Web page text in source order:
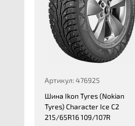
Артикул: 476925
Шина Ikon Tyres (Nokian
Tyres) Character Ice C2
215/65R16 109/107R